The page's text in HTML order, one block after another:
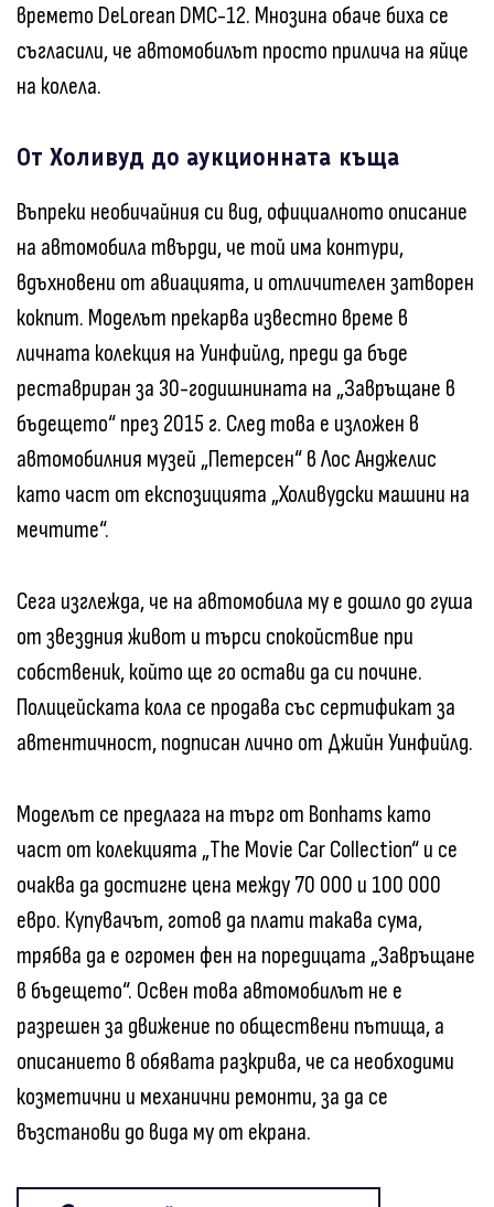
времето DeLorean DMC-12. Мнозина обаче биха се
съгласили, че автомобилът просто прилича на яйце
на колела.
От Холивуд до аукционната къща
Въпреки необичайния си вид, официалното описание
на автомобила твърди, че той има контури,
вдъхновени от авиацията, и отличителен затворен
кокпит. Моделът прекарва известно време в
личната колекция на Уинфийлд, преди да бъде
реставриран за 30-годишнината на „Завръщане в
бъдещето“ през 2015 г. След това е изложен в
автомобилния музей „Петерсен“ в Лос Анджелис
като част от експозицията „Холивудски машини на
мечтите“.
Сега изглежда, че на автомобила му е дошло до гуша
от звездния живот и търси спокойствие при
собственик, който ще го остави да си почине.
Полицейската кола се продава със сертификат за
автентичност, подписан лично от Джийн Уинфийлд.
Моделът се предлага на търг от Bonhams като
част от колекцията „The Movie Car Collection“ и се
очаква да достигне цена между 70 000 и 100 000
евро. Купувачът, готов да плати такава сума,
трябва да е огромен фен на поредицата „Завръщане
в бъдещето“. Освен това автомобилът не е
разрешен за движение по обществени пътища, а
описанието в обявата разкрива, че са необходими
козметични и механични ремонти, за да се
възстанови до вида му от екрана.